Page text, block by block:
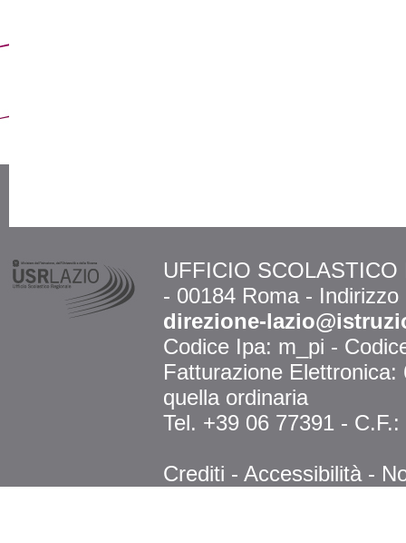
UFFICIO
- 00184 Roma -
direzione-
Codice Ipa: m_pi -
Fatturazione
quella ordinaria
Tel. +39 06 77391 -
Crediti - Accessibilità -